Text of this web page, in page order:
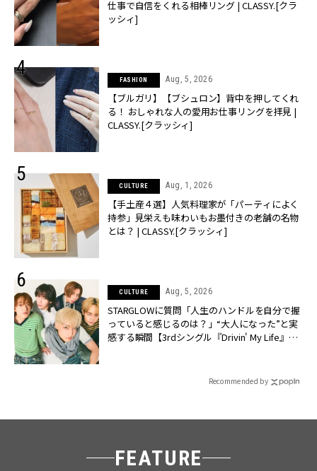
仕事で自信をくれる相棒リング | CLASSY.[クラ
ッシィ]
FASHION Aug, 5, 2026
【ブルガリ】【ブシュロン】背中を押してくれ
る！ おしゃれな人の愛用お仕事リングを拝見 |
CLASSY.[クラッシィ]
CULTURE Aug, 1, 2026
【手土産４選】人気料理家が「パーティによく
持参」見栄えも味わいもお墨付きの老舗の名物
とは？ | CLASSY.[クラッシィ]
CULTURE Aug, 5, 2026
STARGLOWに質問「人生のハンドルを自分で握
っていると感じるのは？」“大️人になった”と実
感する瞬間【3rdシングル『Drivin' My Life』発
Recommended by
FEATURE